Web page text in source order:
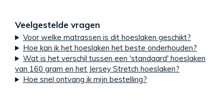
Veelgestelde vragen
Voor welke matrassen is dit hoeslaken geschikt?
Hoe kan ik het hoeslaken het beste onderhouden?
Wat is het verschil tussen een 'standaard' hoeslaken
van 160 gram en het Jersey Stretch hoeslaken?
Hoe snel ontvang ik mijn bestelling?